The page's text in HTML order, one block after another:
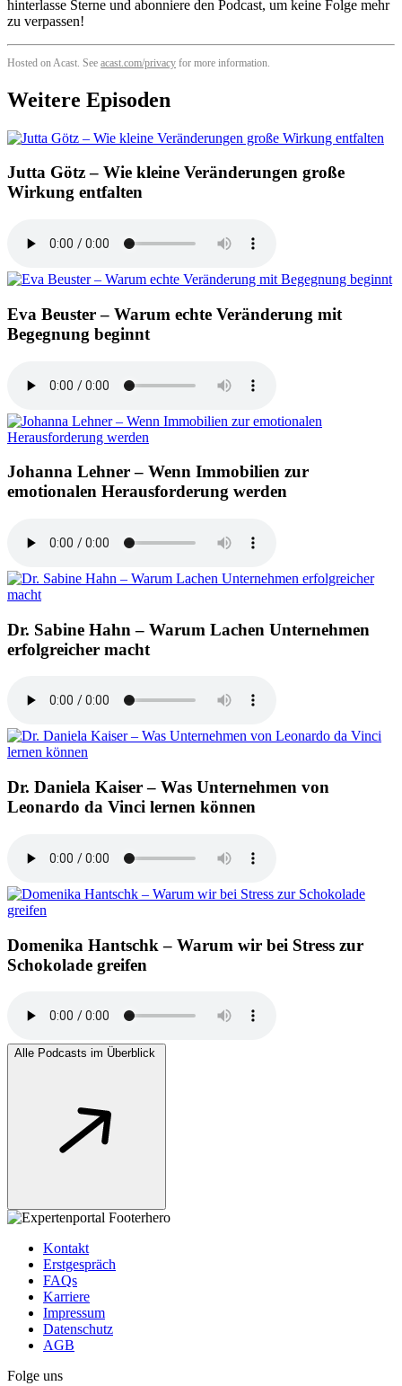
hinterlasse Sterne und abonniere den Podcast, um keine Folge mehr
zu verpassen!
Hosted on Acast. See acast.com/privacy for more information.
Weitere Episoden
Jutta Götz – Wie kleine Veränderungen große
Wirkung entfalten
Eva Beuster – Warum echte Veränderung mit
Begegnung beginnt
Johanna Lehner – Wenn Immobilien zur
emotionalen Herausforderung werden
Dr. Sabine Hahn – Warum Lachen Unternehmen
erfolgreicher macht
Dr. Daniela Kaiser – Was Unternehmen von
Leonardo da Vinci lernen können
Domenika Hantschk – Warum wir bei Stress zur
Schokolade greifen
Alle Podcasts im Überblick
Kontakt
Erstgespräch
FAQs
Karriere
Impressum
Datenschutz
AGB
Folge uns